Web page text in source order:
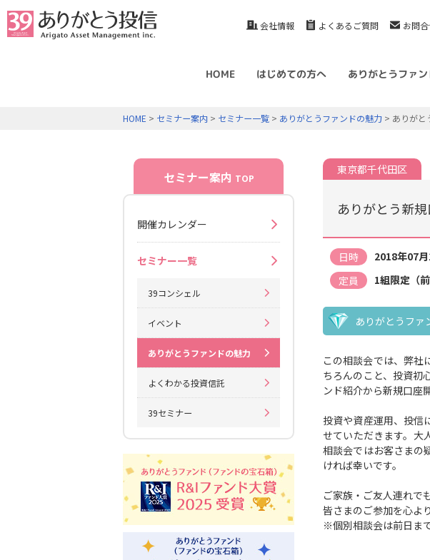
会社情報 よくあるご質問 お問
HOME はじめての方へ ありがとうファン
HOME > セミナー案内 > セミナー一覧 > ありがとうファンドの魅力 > ありがと
東京都千代田区
ありがとう新
日時 2018年07月
定員
1組限定（
ありがとうファ
この相談会では、弊社
ちろんのこと、投資初
ンド紹介から新規口座
投資や資産運用、投信
せていただきます。大
相談会ではお客さまの
ければ幸いです。
ご家族・ご友人連れで
皆さまのご参加を心よ
※個別相談会は前日ま
セミナー案内 TOP
開催カレンダー
セミナー一覧
39コンシェル
イベント
ありがとうファンドの魅力
よくわかる投資信託
39セミナー